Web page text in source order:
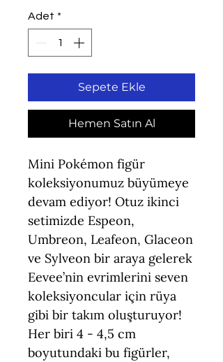
Adet *
Sepete Ekle
Hemen Satın Al
Mini Pokémon figür
koleksiyonumuz büyümeye
devam ediyor! Otuz ikinci
setimizde Espeon,
Umbreon, Leafeon, Glaceon
ve Sylveon bir araya gelerek
Eevee’nin evrimlerini seven
koleksiyoncular için rüya
gibi bir takım oluşturuyor!
Her biri 4 - 4,5 cm
boyutundaki bu figürler,